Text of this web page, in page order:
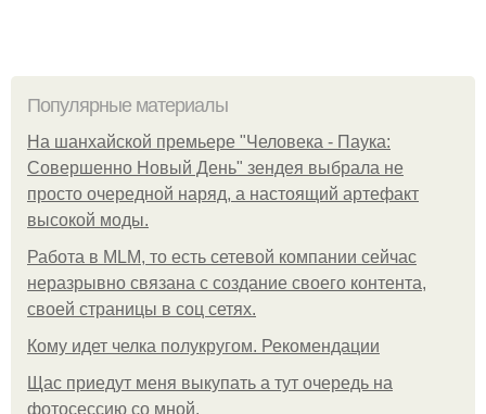
Популярные материалы
На шанхайской премьере "Человека - Паука:
Совершенно Новый День" зендея выбрала не
просто очередной наряд, а настоящий артефакт
высокой моды.
Работа в MLM, то есть сетевой компании сейчас
неразрывно связана с создание своего контента,
своей страницы в соц сетях.
Кому идет челка полукругом. Рекомендации
Щас приедут меня выкупать а тут очередь на
фотосессию со мной.